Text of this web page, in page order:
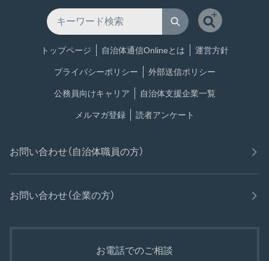
トップページ 自治体通信Onlineとは 運営方針
プライバシーポリシー 外部送信ポリシー
公務員向けキャリア 自治体支援企業一覧
メルマガ登録 読者アンケート
お問い合わせ（自治体職員の方）
お問い合わせ（企業の方）
お電話でのご相談